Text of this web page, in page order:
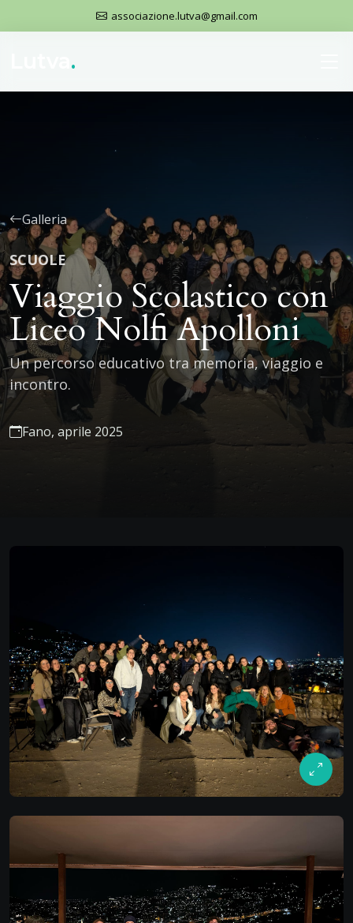
associazione.lutva@gmail.com
.
Galleria
SCUOLE
Viaggio Scolastico con
Liceo Nolfi Apolloni
Un percorso educativo tra memoria, viaggio e
incontro.
Fano, aprile 2025